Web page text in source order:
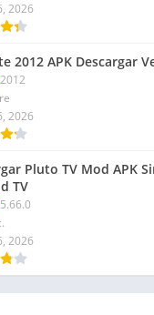
2026
2012 APK Descargar
2012
2026
Pluto TV Mod APK
TV
5.66.0
2026